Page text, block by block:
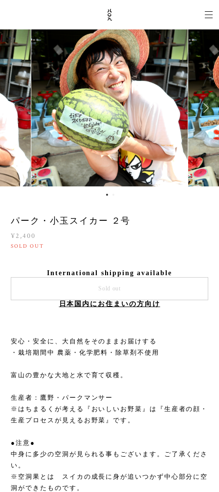
パーク・小玉スイカー ２号
¥2,400
SOLD OUT
International shipping available
Sold out
日本国内にお住まいの方向け
安心・安全に、大自然をそのままお届けする
・栽培期間中 農薬・化学肥料・除草剤不使用
富山の豊かな大地と水で育て収穫。
生産者：鷹野・パークマンサー
※はちまるくが考える『おいしいお野菜』は『生産者の顔・
生産プロセスが見えるお野菜』です。
●注意●
中身に多少の空洞が見られる事もございます。ご了承くださ
い。
※空洞果とは スイカの成長に身が追いつかず中心部分に空
洞ができたものです。